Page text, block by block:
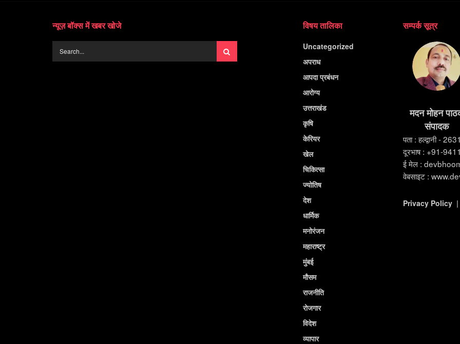
न्यूज़ बॉक्स में खबर खोजे विषय तालिका
Uncategorized
अपराध
आपदा प्रबंधन
आरोग्य
उत्तराखंड
कृषि
केरियर
खेल
चिकित्सा
ज्योतिष
देश
धार्मिक
मनोरंजन
महाराष्ट्र
मुंबई
मौसम
राजनीति
रोजगार
विदेश
व्यापार
सम्पर्क सूत्र
मदन मोहन
संपादक
पता : हल्द्वानी -
दूरभाष : +91-
ई मेल :
वेबसाइट :
Privacy Policy|